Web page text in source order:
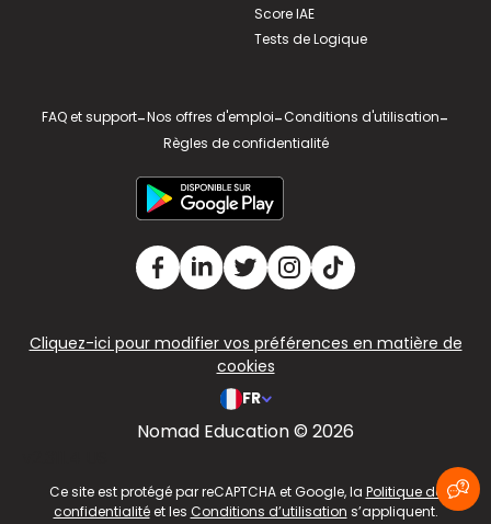
Score IAE
Tests de Logique
FAQ et support-Nos offres d'emploi-Conditions d'utilisation-
Règles de confidentialité
Cliquez-ici pour modifier vos préférences en matière de
cookies
FR
Nomad Education © 2026
Ce site est protégé par reCAPTCHA et Google, la Politique de
confidentialitéet les Conditions d’utilisation s’appliquent.